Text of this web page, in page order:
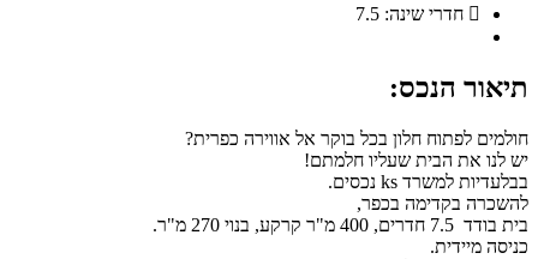
חדרי שינה: 7.5
תיאור הנכס:
חולמים לפתוח חלון בכל בוקר אל אווירה כפרית?
יש לנו את הבית שעליו חלמתם!
בבלעדיות למשרד ks נכסים.
להשכרה בקדימה בכפר,
בית בודד 7.5 חדרים, 400 מ"ר קרקע, בנוי 270 מ"ר.
כניסה מיידית.